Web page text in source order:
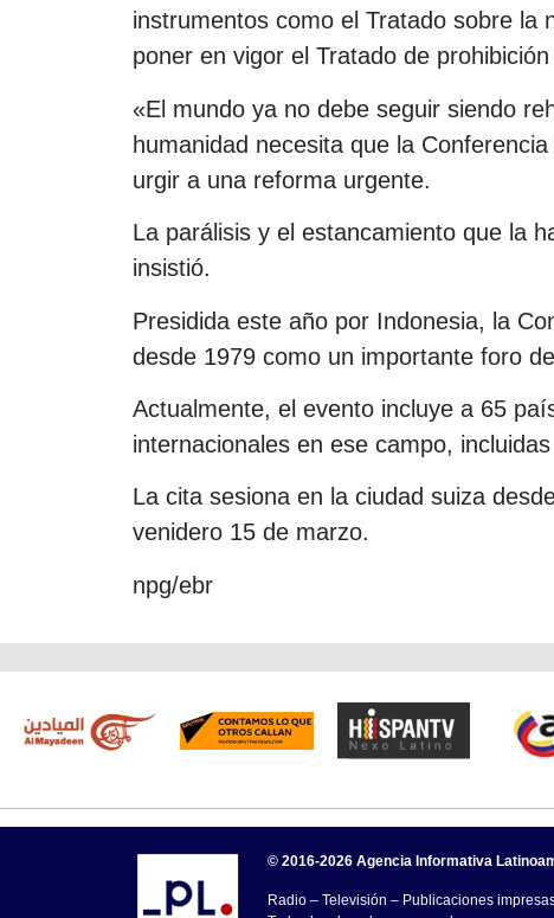
instrumentos como el Tratado sobre la
poner en vigor el Tratado de
«El mundo ya no debe seguir siendo
humanidad necesita que la
urgir a una reforma urgente.
La parálisis y el estancamiento que la
insistió.
Presidida este año por Indonesia, la
desde 1979 como un importante foro
Actualmente, el evento incluye a 65
internacionales en ese campo,
La cita sesiona en la ciudad suiza
venidero 15 de marzo.
npg/ebr
© 2016-2026 Agencia Informativa
Radio – Televisión – Publicaciones